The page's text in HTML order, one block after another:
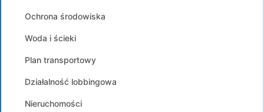
Ochrona środowiska
Woda i ścieki
Plan transportowy
Działalność lobbingowa
Nieruchomości